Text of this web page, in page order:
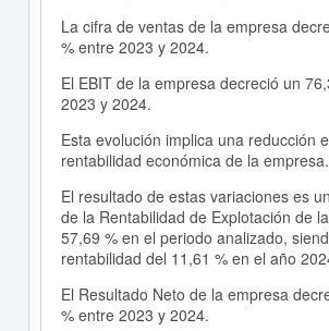
La cifra de ventas de la empresa
% entre 2023 y 2024.
El EBIT de la empresa decreció un
2023 y 2024.
Esta evolución implica una reducción
rentabilidad económica de la empresa.
El resultado de estas variaciones es
de la Rentabilidad de Explotación de
57,69 % en el periodo analizado,
rentabilidad del 11,61 % en el año
El Resultado Neto de la empresa
% entre 2023 y 2024.